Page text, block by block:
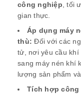
công nghiệp, tối
gian thực.
Áp dụng máy
thù: Đối với các
tử, nơi yêu cầu khí
sang máy nén khí
lượng sản phẩm
Tích hợp công